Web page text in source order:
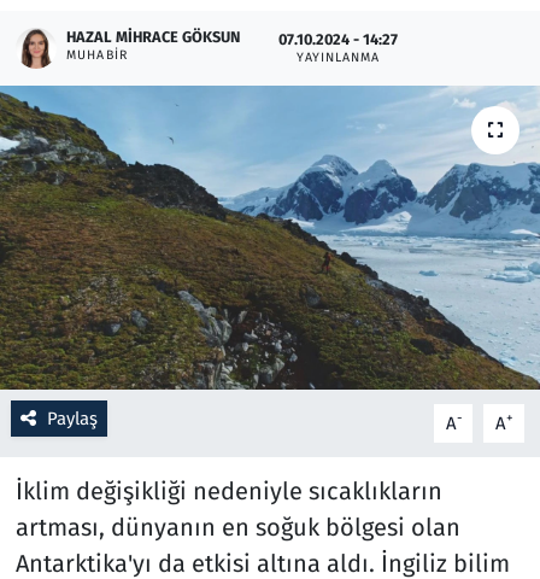
HAZAL MIHRACE GÖKSUN
MUHABIR
07.10.2024 - 14:27
YAYINLANMA
Paylaş A- A+
İklim değişikliği nedeniyle sıcaklıkların
artması, dünyanın en soğuk bölgesi olan
Antarktika'yı da etkisi altına aldı. İngiliz bilim
Otomobil
Ramazan
Resmi İlanlar
Rüya Tabirleri
Sağlık
Savunma Sanayi
Spor